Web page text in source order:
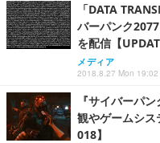
「DATA
バーパンク
を配信【
メディア
2018.8.27 Mon 19:02
『サイバーパ
観やゲームシ
018】